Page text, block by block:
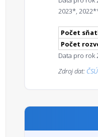
2023*,
Počet
Počet
Data pro rok
Zdroj dat: ČSÚ